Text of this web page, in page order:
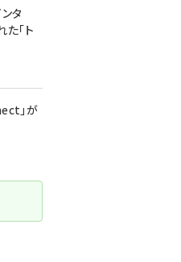
タ
「ト
」が